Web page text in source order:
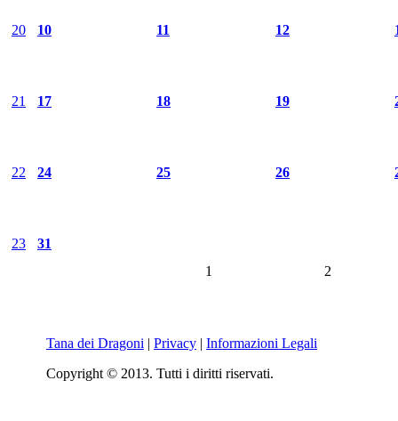
20 10 11 12
21 17 18 19
22 24 25 26
23
31
1
2
Tana dei Dragoni | Privacy | Informazioni Legali
Copyright © 2013. Tutti i diritti riservati.